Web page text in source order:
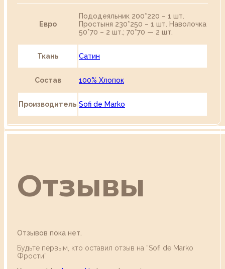
Евро
Пододеяльник 200*220 – 1 шт.
Простыня 230*250 – 1 шт. Наволочка
50*70 – 2 шт.; 70*70 — 2 шт.
Ткань Сатин
Состав 100% Хлопок
Производитель Sofi de Marko
Отзывы
Отзывов пока нет.
Будьте первым, кто оставил отзыв на “Sofi de Marko
Фрости”